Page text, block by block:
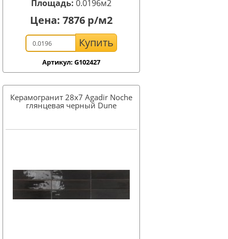
Площадь: 0.0196м2
Цена: 7876 р/м2
Купить
Артикул: G102427
Керамогранит 28x7 Agadir Noche
глянцевая черный Dune